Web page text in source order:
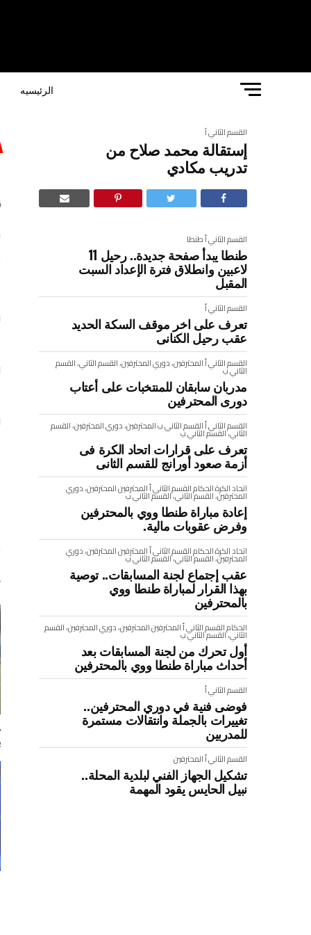
الرئيسيه
القسم الثاني أ
إستقالة محمد صلاح من
تدريب مكادي
القسم الثاني أطنطا
طنطا يبدأ صفحة جديدة.. رحيل 11
لاعبين وانطلاق فترة الإعداد السبت
المقبل
القسم الثاني أ
تعرف على اخر موقف السكة الحديد
عقب رحيل الكنانى
القسم الثاني أالمحترفين، دوري المحترفين، القسم الثاني، القسم
الثاني ب
مدربان سابقان للمنتخبات على أعتاب
دورى المحترفين
القسم الثاني أالقسم الثاني بالمحترفين، دوري المحترفين، القسم
الثاني، القسم الثاني ب
تعرف على قرارات اتحاد الكرة فى
أزمة صعود أورانج للقسم الثانى
اتحاد الكرةالحكامالقسم الثاني أالمحترفينالمحترفين، دوري
المحترفين، القسم الثاني، القسم الثاني ب
إعادة مباراة طنطا ووي بالمحترفين
وفرض عقوبات مالية.
اتحاد الكرةالحكامالقسم الثاني أالمحترفينالمحترفين، دوري
المحترفين، القسم الثاني، القسم الثاني ب
عقب إجتماع لجنة المسابقات.. توصية
بهذا القرار لمباراة طنطا ووي
بالمحترفين
الحكامالقسم الثاني أالمحترفينالمحترفين، دوري المحترفين، القسم
الثاني، القسم الثاني ب
أول تحرك من لجنة المسابقات بعد
أحداث مباراة طنطا ووي بالمحترفين
القسم الثاني أ
فوضى فنية في دوري المحترفين..
تغييرات بالجملة وانتقالات مستمرة
للمدربين
القسم الثاني أالمحترفين
تشكيل الجهاز الفني لبلدية المحلة..
نبيل الحايس يقود المهمة